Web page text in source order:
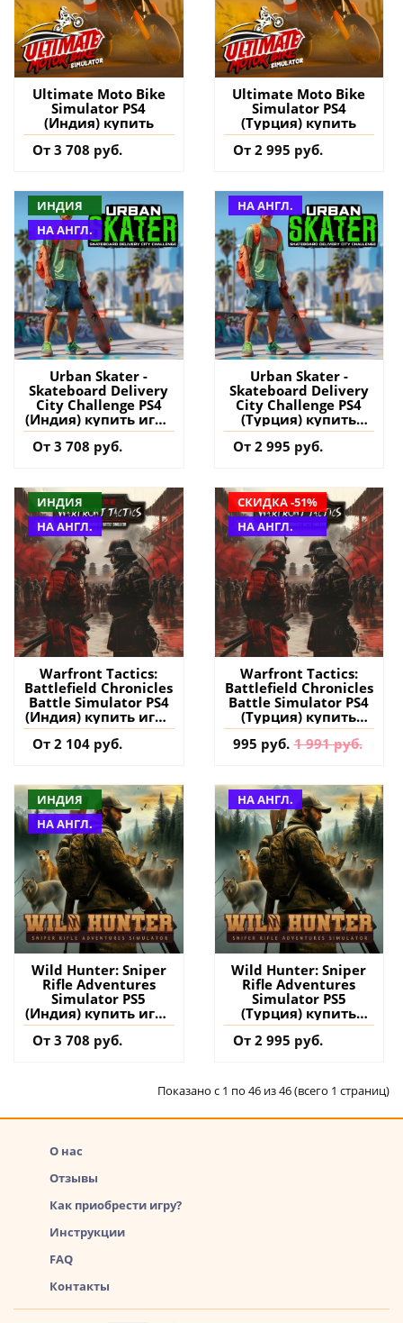
Ultimate Moto Bike
Simulator PS4
(Индия) купить
От 3 708 руб.
Ultimate Moto Bike
Simulator PS4
(Турция) купить
От 2 995 руб.
ИНДИЯ
НА АНГЛ.
Urban Skater -
Skateboard Delivery
City Challenge PS4
(Индия) купить игру
на аккаунт
От 3 708 руб.
НА АНГЛ.
Urban Skater -
Skateboard Delivery
City Challenge PS4
(Турция) купить
игру на аккаунт
От 2 995 руб.
ИНДИЯ
НА АНГЛ.
Warfront Tactics:
Battlefield Chronicles
Battle Simulator PS4
(Индия) купить игру
на аккаунт
От 2 104 руб.
СКИДКА -51%
НА АНГЛ.
Warfront Tactics:
Battlefield Chronicles
Battle Simulator PS4
(Турция) купить
игру на аккаунт
995 руб. 1 991 руб.
ИНДИЯ
НА АНГЛ.
Wild Hunter: Sniper
Rifle Adventures
Simulator PS5
(Индия) купить игру
на аккаунт
От 3 708 руб.
НА АНГЛ.
Wild Hunter: Sniper
Rifle Adventures
Simulator PS5
(Турция) купить
игру на аккаунт
От 2 995 руб.
Показано с 1 по 46 из 46 (всего 1 страниц)
О нас
Отзывы
Как приобрести игру?
Инструкции
FAQ
Контакты